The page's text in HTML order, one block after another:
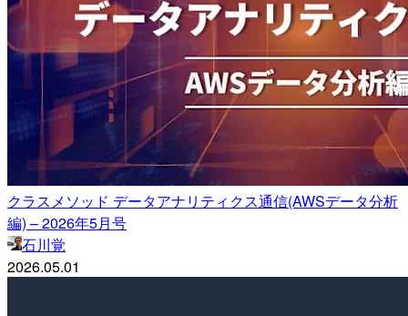
クラスメソッド データアナリティクス通信(AWSデータ分析
編) – 2026年5月号
石川覚
2026.05.01